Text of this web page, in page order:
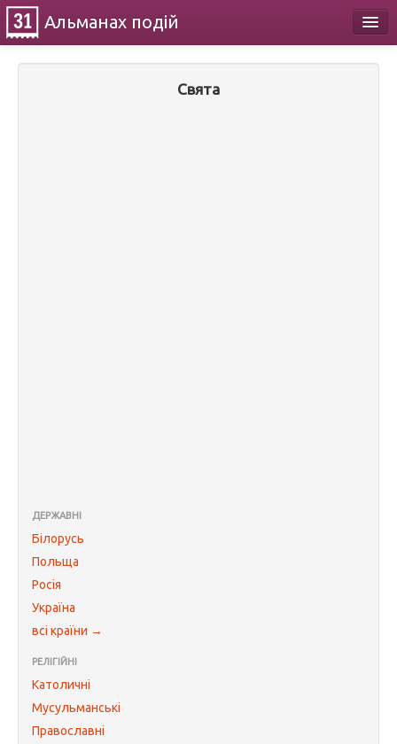
Альманах подій
Свята
ДЕРЖАВНІ
Білорусь
Польща
Росія
Україна
всі країни →
РЕЛІГІЙНІ
Католичні
Мусульманські
Православні